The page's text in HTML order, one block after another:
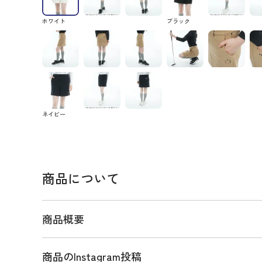
ホワイト ブラック
ネイビー
商品について
商品概要
商品のInstagram投稿